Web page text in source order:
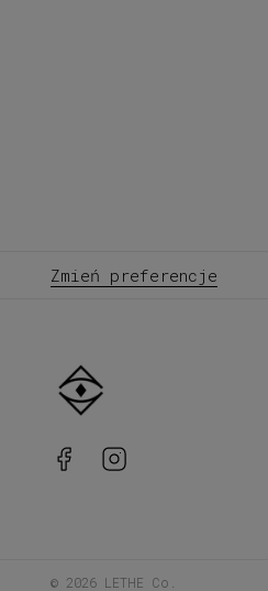
Zmień preferencje
© 2026 LETHE Co.